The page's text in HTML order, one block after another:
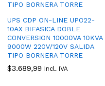
UPS CDP ON-LINE UPO22-
10AX BIFASICA DOBLE
CONVERSION 10000VA 10KVA
9000W 220V/120V SALIDA
TIPO BORNERA TORRE
$3.689,99 Incl. IVA